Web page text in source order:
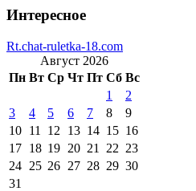
Интересное
Rt.chat-ruletka-18.com
Август 2026
Пн Вт Ср Чт Пт Сб Вс
1
2
3
4 5 6 7 8
9
10 11 12 13 14 15 16
17 18 19 20 21 22 23
24 25 26 27 28 29 30
31